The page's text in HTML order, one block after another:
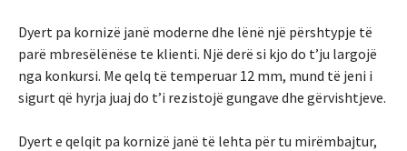
Dyert pa kornizë janë moderne dhe lënë një përshtypje të
parë mbresëlënëse te klienti. Një derë si kjo do t’ju largojë
nga konkursi. Me qelq të temperuar 12 mm, mund të jeni i
sigurt që hyrja juaj do t’i rezistojë gungave dhe gërvishtjeve.
Dyert e qelqit pa kornizë janë të lehta për tu mirëmbajtur,